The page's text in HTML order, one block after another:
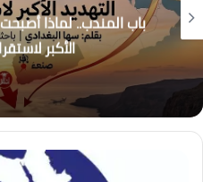
باب المندب.. لماذا
الأكبر